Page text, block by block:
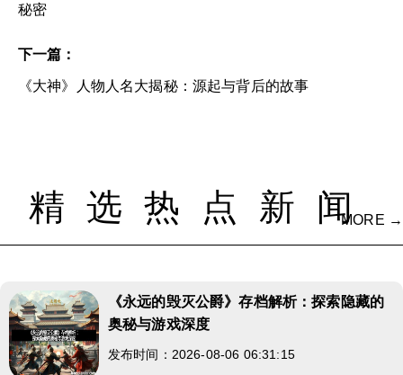
秘密
下一篇：
《大神》人物人名大揭秘：源起与背后的故事
精选热点新闻
MORE →
《永远的毁灭公爵》存档解析：探索隐藏的
奥秘与游戏深度
发布时间：2026-08-06 06:31:15